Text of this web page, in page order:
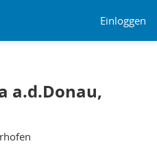
Einloggen
a.d.Donau,